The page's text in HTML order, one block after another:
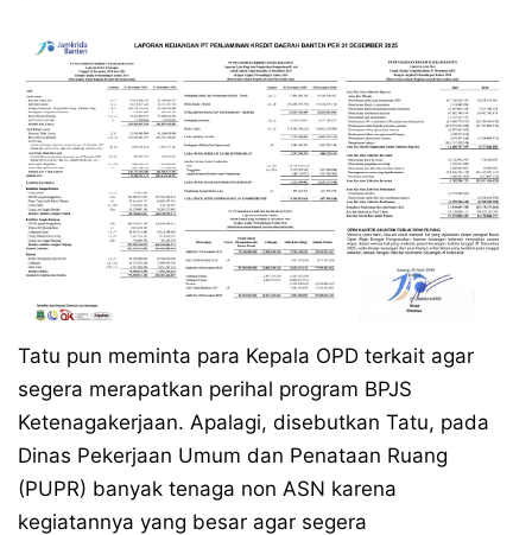
Tatu pun meminta para Kepala OPD terkait agar
segera merapatkan perihal program BPJS
Ketenagakerjaan. Apalagi, disebutkan Tatu, pada
Dinas Pekerjaan Umum dan Penataan Ruang
(PUPR) banyak tenaga non ASN karena
kegiatannya yang besar agar segera